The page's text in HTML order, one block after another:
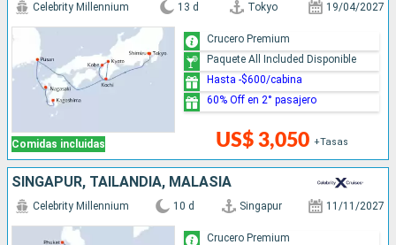
Comidas incluidas
Celebrity Millennium 13 d Tokyo 19/04/2027
US$ 3,050 +Tasas
Crucero Premium
Paquete All Included Disponible
Hasta -$600/cabina
60% Off en 2° pasajero
SINGAPUR, TAILANDIA, MALASIA
Celebrity Millennium 10 d Singapur 11/11/2027
Crucero Premium